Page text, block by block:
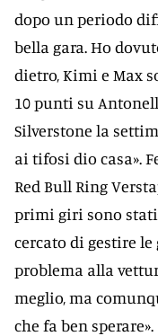
dopo un periodo
bella gara. Ho
dietro, Kimi e Max
10 punti su
Silverstone la
ai tifosi dio casa».
Red Bull Ring
primi giri sono
cercato di gestire
problema alla
meglio, ma
che fa ben sperare».